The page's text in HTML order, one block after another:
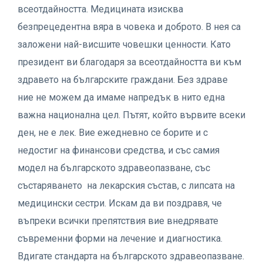
всеотдайността. Медицината изисква
безпрецедентна вяра в човека и доброто. В нея са
заложени най-висшите човешки ценности. Като
президент ви благодаря за всеотдайността ви към
здравето на българските граждани. Без здраве
ние не можем да имаме напредък в нито една
важна национална цел. Пътят, който вървите всеки
ден, не е лек. Вие ежедневно се борите и с
недостиг на финансови средства, и със самия
модел на българското здравеопазване, със
състаряването на лекарския състав, с липсата на
медицински сестри. Искам да ви поздравя, че
въпреки всички препятствия вие внедрявате
съвременни форми на лечение и диагностика.
Вдигате стандарта на българското здравеопазване.